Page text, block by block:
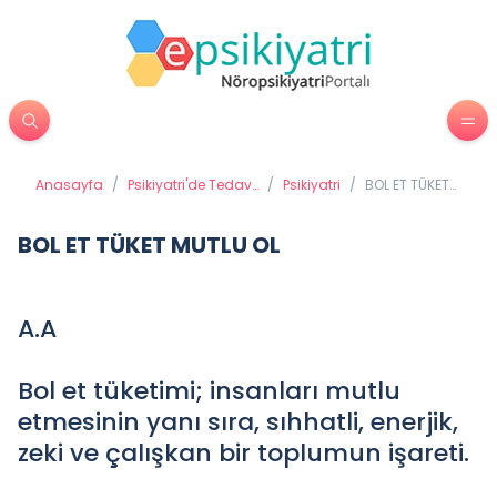
Anasayfa / Psikiyatri'de Tedavi
/ Psikiyatri / BOL ET TÜKET
BOL ET TÜKET MUTLU OL
A.A
Bol et tüketimi; insanları mutlu
etmesinin yanı sıra, sıhhatli, enerjik,
zeki ve çalışkan bir toplumun işareti.